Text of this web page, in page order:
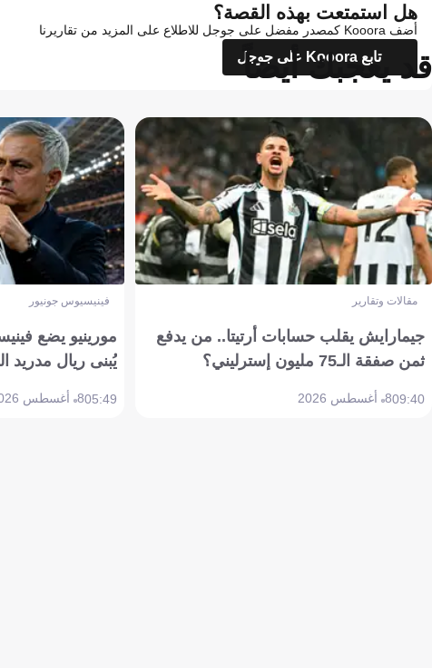
هل استمتعت بهذه القصة؟
أضف Kooora كمصدر مفضل على جوجل للاطلاع على المزيد من تقاريرنا
تابع Kooora على جوجل
قد يعجبك أيضاً
مقالات وتقارير
جيمارايش يقلب حسابات أرتيتا.. من يدفع
ثمن صفقة الـ75 مليون إسترليني؟
09:408 أغسطس 2026
فينيسيوس جونيور
مورينيو يضع
يُبنى ريال مدريد
05:498 أغسطس 2026